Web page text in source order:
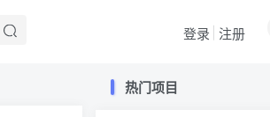
登录 注册
热门项目
热门项目